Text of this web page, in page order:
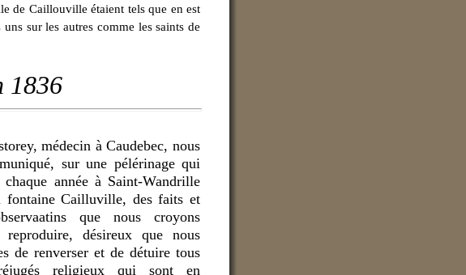
de Caillouville étaient tels que en est
sur les autres comme les saints de
1836
médecin à Caudebec, nous
sur une pélérinage qui
année à Saint-Wandrille
fontaine Cailluville, des faits et
que nous croyons
reproduire, désireux que nous
de renverser et de détuire tous
religieux qui sont en